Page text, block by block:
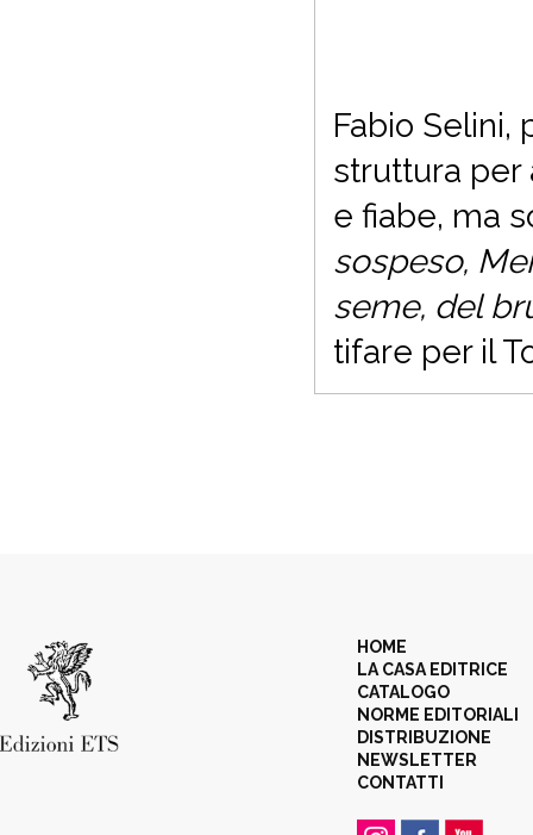
Fabio
struttura per
e fiabe, ma
sospeso,
seme, del
tifare per il
HOME
LA CASA EDITRICE
CATALOGO
NORME EDITORIALI
DISTRIBUZIONE
NEWSLETTER
CONTATTI